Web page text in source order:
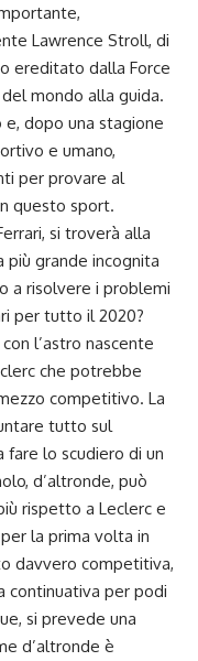
Lawrence Stroll, di
ereditato dalla Force
mondo alla guida.
dopo una stagione
e umano,
per provare al
questo sport.
si troverà alla
più grande incognita
a risolvere i problemi
per tutto il 2020?
l’astro nascente
che potrebbe
competitivo. La
tutto sul
fare lo scudiero di un
d’altronde, può
rispetto a Leclerc e
la prima volta in
davvero competitiva,
continuativa per podi
si prevede una
d’altronde è